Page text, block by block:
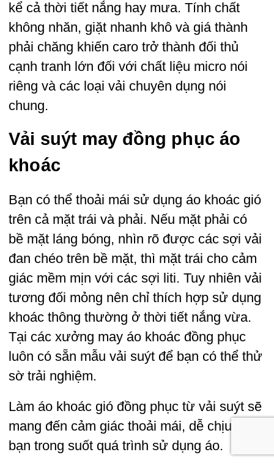
kể cả thời tiết nắng hay mưa. Tính chất
không nhăn, giặt nhanh khô và giá thành
phải chăng khiến caro trở thành đối thủ
cạnh tranh lớn đối với chất liệu micro nói
riêng và các loại vải chuyên dụng nói
chung.
Vải suýt may đồng phục áo
khoác
Bạn có thể thoải mái sử dụng áo khoác gió
trên cả mặt trái và phải. Nếu mặt phải có
bề mặt láng bóng, nhìn rõ được các sợi vải
đan chéo trên bề mặt, thì mặt trái cho cảm
giác mềm mịn với các sợi liti. Tuy nhiên vải
tương đối mỏng nên chỉ thích hợp sử dụng
khoác thông thường ở thời tiết nắng vừa.
Tại các xưởng may áo khoác đồng phục
luôn có sẵn mẫu vải suýt để bạn có thể thử
sờ trải nghiệm.
Làm áo khoác gió đồng phục từ vải suýt sẽ
mang đến cảm giác thoải mái, dễ chịu cho
bạn trong suốt quá trình sử dụng áo.